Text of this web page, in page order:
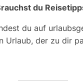
du
du auf
Urlaub, der zu dir